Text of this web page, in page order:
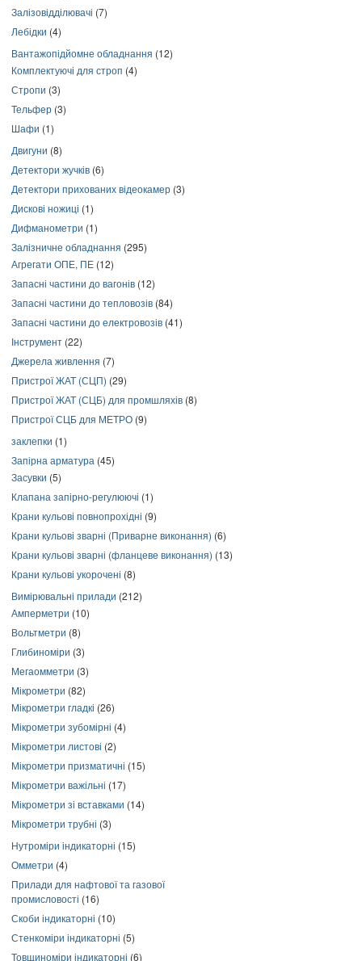
Залізовідділювачі (7)
Лебідки (4)
Вантажопідйомне обладнання (12)
Комплектуючі для строп (4)
Стропи (3)
Тельфер (3)
Шафи (1)
Двигуни (8)
Детектори жучків (6)
Детектори прихованих відеокамер (3)
Дискові ножиці (1)
Дифманометри (1)
Залізничне обладнання (295)
Агрегати ОПЕ, ПЕ (12)
Запасні частини до вагонів (12)
Запасні частини до тепловозів (84)
Запасні частини до електровозів (41)
Інструмент (22)
Джерела живлення (7)
Пристрої ЖАТ (СЦП) (29)
Пристрої ЖАТ (СЦБ) для промшляхів (8)
Пристрої СЦБ для МЕТРО (9)
заклепки (1)
Запірна арматура (45)
Засувки (5)
Клапана запірно-регулюючі (1)
Крани кульові повнопрохідні (9)
Крани кульові зварні (Приварне виконання) (6)
Крани кульові зварні (фланцеве виконання) (13)
Крани кульові укорочені (8)
Вимірювальні прилади (212)
Амперметри (10)
Вольтметри (8)
Глибиноміри (3)
Мегаомметри (3)
Мікрометри (82)
Мікрометри гладкі (26)
Мікрометри зубомірні (4)
Мікрометри листові (2)
Мікрометри призматичні (15)
Мікрометри важільні (17)
Мікрометри зі вставками (14)
Мікрометри трубні (3)
Нутроміри індикаторні (15)
Омметри (4)
Прилади для нафтової та газової
промисловості (16)
Скоби індикаторні (10)
Стенкоміри індикаторні (5)
Товщиноміри індикаторні (6)